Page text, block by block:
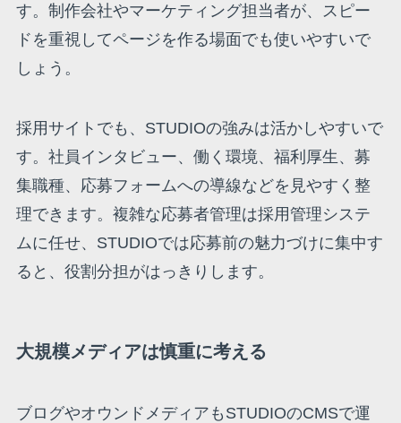
す。制作会社やマーケティング担当者が、スピー
ドを重視してページを作る場面でも使いやすいで
しょう。
採用サイトでも、STUDIOの強みは活かしやすいで
す。社員インタビュー、働く環境、福利厚生、募
集職種、応募フォームへの導線などを見やすく整
理できます。複雑な応募者管理は採用管理システ
ムに任せ、STUDIOでは応募前の魅力づけに集中す
ると、役割分担がはっきりします。
大規模メディアは慎重に考える
ブログやオウンドメディアもSTUDIOのCMSで運